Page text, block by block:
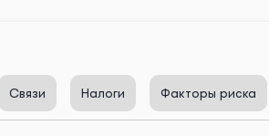
Связи Налоги Факторы риска